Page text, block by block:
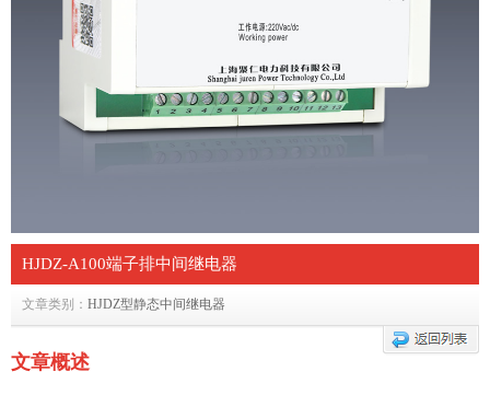
HJDZ-A100端子排中间继电器
文章类别： HJDZ型静态中间继电器
文章概述